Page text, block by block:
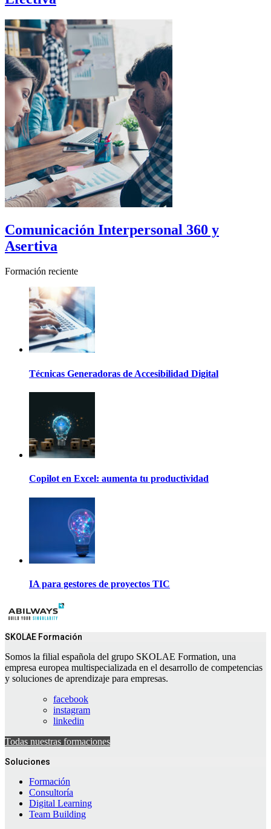
Comunicación Interpersonal 360 y
Asertiva
Formación reciente
Técnicas Generadoras de Accesibilidad Digital
Copilot en Excel: aumenta tu productividad
IA para gestores de proyectos TIC
SKOLAE Formación
Somos la filial española del grupo SKOLAE Formation, una
empresa europea multispecializada en el desarrollo de competencias
y soluciones de aprendizaje para empresas.
facebook
instagram
linkedin
Todas nuestras formaciones
Soluciones
Formación
Consultoría
Digital Learning
Team Building